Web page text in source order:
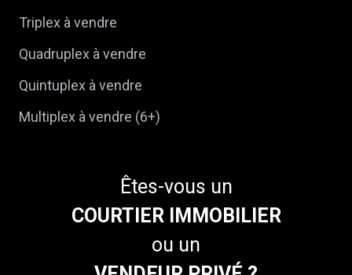
Triplex à vendre
Quadruplex à vendre
Quintuplex à vendre
Multiplex à vendre (6+)
Êtes-vous un
COURTIER IMMOBILIER
ou un